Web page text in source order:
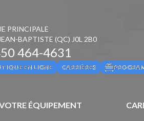
PRINCIPALE
BAPTISTE (QC) J0L 2B0
464-4631
EN LIGNE CARRIÈRES
ÉQUIPEMENT